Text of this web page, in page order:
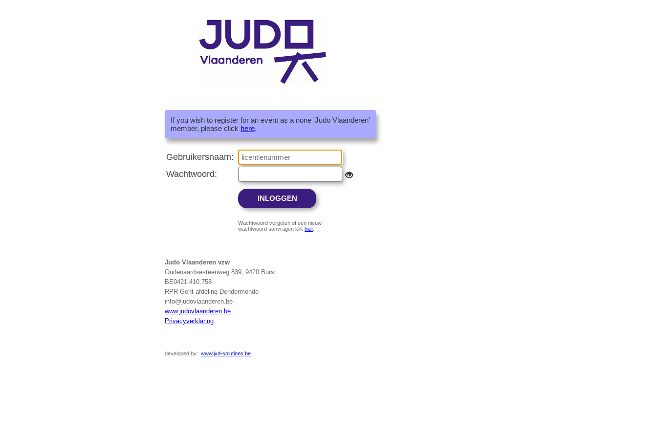
If you wish to register for an event as a none 'Judo Vlaanderen'
member, please click here.
Gebruikersnaam:
Wachtwoord:
Wachtwoord vergeten of een nieuw
wachtwoord aanvragen klik hier.
Judo Vlaanderen vzw
Oudenaardsesteenweg 839, 9420 Burst
BE0421.410.758
RPR Gent afdeling Dendermonde
info@judovlaanderen.be
www.judovlaanderen.be
Privacyverklaring
developed by: www.jvd-solutions.be